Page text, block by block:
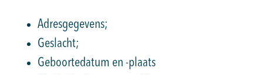
Adresgegevens;
Geslacht;
Geboortedatum en -plaats